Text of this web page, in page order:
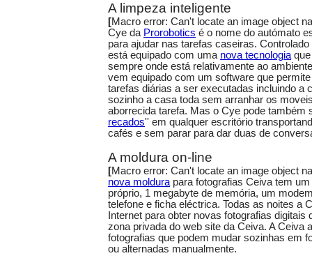
A limpeza inteligente
[Macro error: Can't locate an image object
Cye da Prorobotics é o nome do autómato
para ajudar nas tarefas caseiras.
está equipado com uma nova tecnologia
sempre onde está relativamente ao
vem equipado com um software que
tarefas diárias a ser executadas incluindo a
sozinho a casa toda sem arranhar os
aborrecida tarefa. Mas o Cye pode também
recados'' em qualquer escritório
cafés e sem parar para dar duas de
A moldura on-line
[Macro error: Can't locate an image object
nova moldura para fotografias Ceiva tem
próprio, 1 megabyte de memória, um
telefone e ficha eléctrica. Todas as noites a
Internet para obter novas fotografias digitais
zona privada do web site da Ceiva. A Ceiva
fotografias que podem mudar sozinhas em
ou alternadas manualmente.